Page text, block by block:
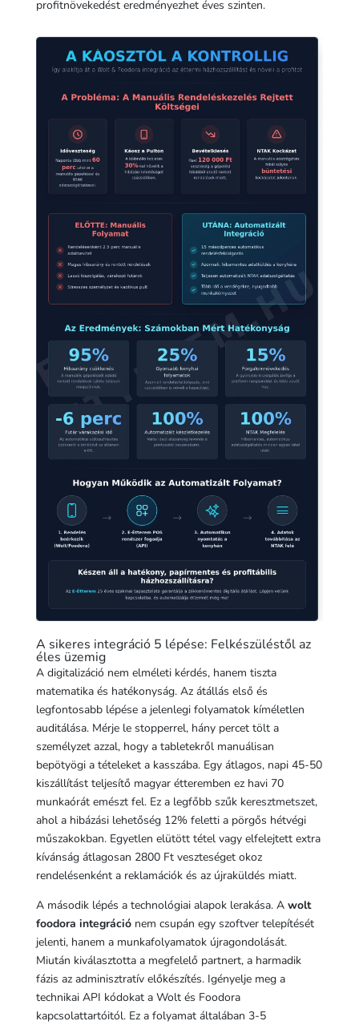
profitnövekedést eredményezhet éves szinten.
A sikeres integráció 5 lépése: Felkészüléstől az
éles üzemig
A digitalizáció nem elméleti kérdés, hanem tiszta
matematika és hatékonyság. Az átállás első és
legfontosabb lépése a jelenlegi folyamatok kíméletlen
auditálása. Mérje le stopperrel, hány percet tölt a
személyzet azzal, hogy a tabletekről manuálisan
bepötyögi a tételeket a kasszába. Egy átlagos, napi 45-50
kiszállítást teljesítő magyar étteremben ez havi 70
munkaórát emészt fel. Ez a legfőbb szűk keresztmetszet,
ahol a hibázási lehetőség 12% feletti a pörgős hétvégi
műszakokban. Egyetlen elütött tétel vagy elfelejtett extra
kívánság átlagosan 2800 Ft veszteséget okoz
rendelésenként a reklamációk és az újraküldés miatt.
A második lépés a technológiai alapok lerakása. A wolt
foodora integrációnem csupán egy szoftver telepítését
jelenti, hanem a munkafolyamatok újragondolását.
Miután kiválasztotta a megfelelő partnert, a harmadik
fázis az adminisztratív előkészítés. Igényelje meg a
technikai API kódokat a Wolt és Foodora
kapcsolattartóitól. Ez a folyamat általában 3-5